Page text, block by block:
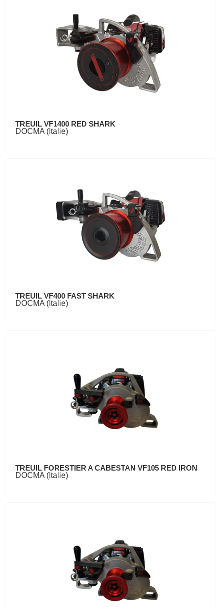
TREUIL VF1400 RED SHARK
DOCMA (Italie)
TREUIL VF400 FAST SHARK
DOCMA (Italie)
TREUIL FORESTIER A CABESTAN VF105 RED IRON
DOCMA (Italie)